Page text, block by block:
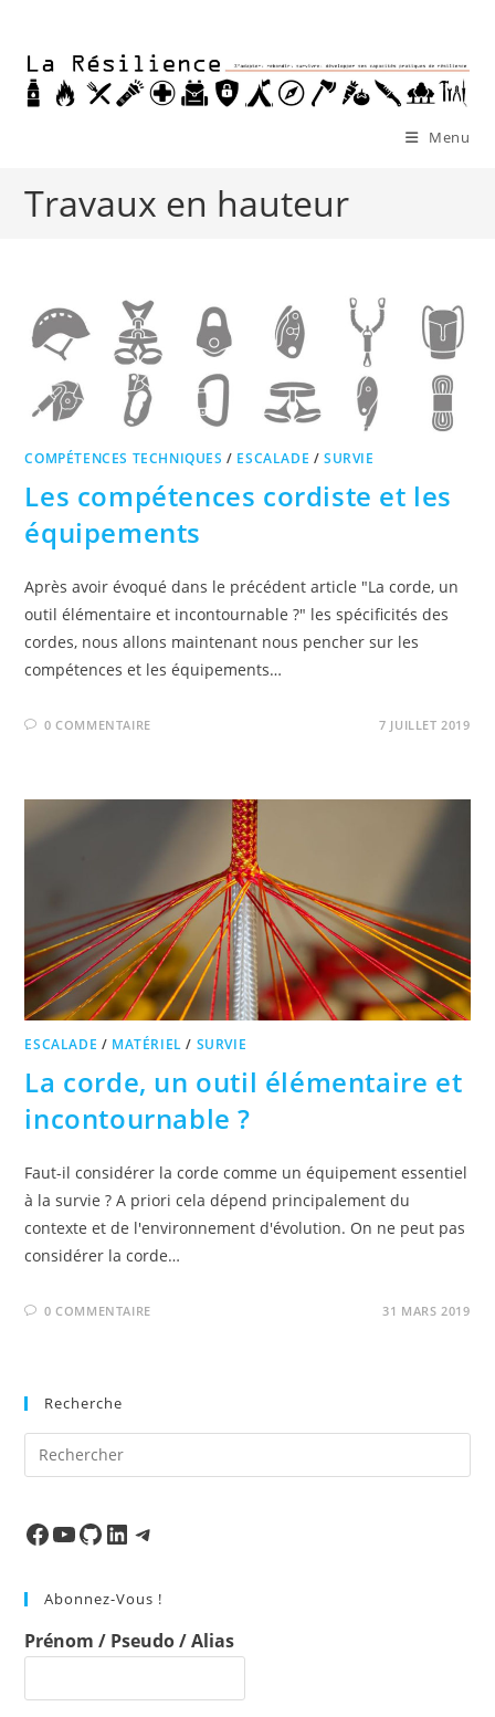
content
Menu
Travaux en hauteur
COMPÉTENCES TECHNIQUES / ESCALADE /SURVIE
Les compétences cordiste et les
équipements
Après avoir évoqué dans le précédent article "La corde, un
outil élémentaire et incontournable ?" les spécificités des
cordes, nous allons maintenant nous pencher sur les
compétences et les équipements…
0 COMMENTAIRE 7 JUILLET 2019
ESCALADE / MATÉRIEL / SURVIE
La corde, un outil élémentaire et
incontournable ?
Faut-il considérer la corde comme un équipement essentiel
à la survie ? A priori cela dépend principalement du
contexte et de l'environnement d'évolution. On ne peut pas
considérer la corde…
0 COMMENTAIRE 31 MARS 2019
Recherche
Facebook
Ma chaineMon Repo GithubLinkedInTelegram
Abonnez-Vous !
Prénom / Pseudo / Alias